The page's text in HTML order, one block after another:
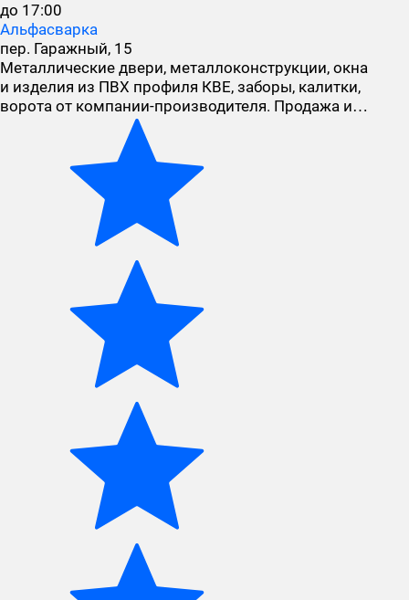
до 17:00
Альфасварка
пер. Гаражный, 15
Металлические двери, металлоконструкции, окна
и изделия из ПВХ профиля КВЕ, заборы, калитки,
ворота от компании-производителя. Продажа и…